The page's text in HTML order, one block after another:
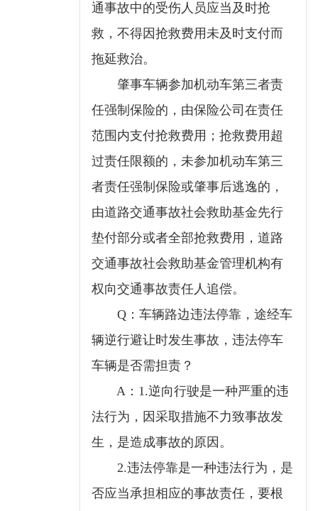
通事故中的受伤人员应当及时抢
救，不得因抢救费用未及时支付而
拖延救治。
肇事车辆参加机动车第三者责
任强制保险的，由保险公司在责任
范围内支付抢救费用；抢救费用超
过责任限额的，未参加机动车第三
者责任强制保险或肇事后逃逸的，
由道路交通事故社会救助基金先行
垫付部分或者全部抢救费用，道路
交通事故社会救助基金管理机构有
权向交通事故责任人追偿。
Q：车辆路边违法停靠，途经车
辆逆行避让时发生事故，违法停车
车辆是否需担责？
A：1.逆向行驶是一种严重的违
法行为，因采取措施不力致事故发
生，是造成事故的原因。
2.违法停靠是一种违法行为，是
否应当承担相应的事故责任，要根